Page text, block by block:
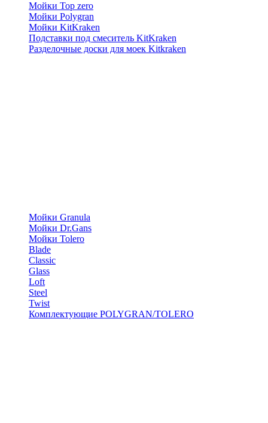
Мойки Top zero
Мойки Polygran
Мойки KitKraken
Подставки под смеситель KitKraken
Разделочные доски для моек Kitkraken
Мойки Granula
Мойки Dr.Gans
Мойки Tolero
Blade
Classic
Glass
Loft
Steel
Twist
Комплектующие POLYGRAN/TOLERO